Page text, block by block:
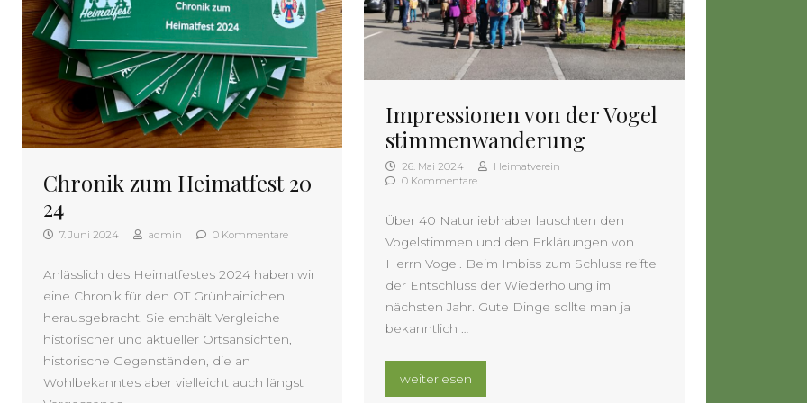
Chronik zum Heimatfest 20
24
7. Juni 2024 admin 0 Kommentare
Anlässlich des Heimatfestes 2024 haben wir
eine Chronik für den OT Grünhainichen
herausgebracht. Sie enthält Vergleiche
historischer und aktueller Ortsansichten,
historische Gegenständen, die an
Wohlbekanntes aber vielleicht auch längst
Impressionen von der Vogel
stimmenwanderung
26. Mai 2024
Heimatverein
0 Kommentare
Über 40 Naturliebhaber lauschten den
Vogelstimmen und den Erklärungen von
Herrn Vogel. Beim Imbiss zum Schluss reifte
der Entschluss der Wiederholung im
nächsten Jahr. Gute Dinge sollte man ja
bekanntlich …
„Impressionen von der Vogelstimmenwanderung“
weiterlesen